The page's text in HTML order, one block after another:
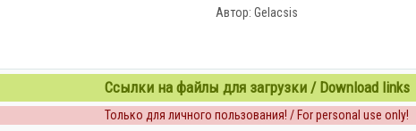
Автор: Gelacsis
Ссылки на файлы для загрузки / Download links
Только для личного пользования! / For personal use only!